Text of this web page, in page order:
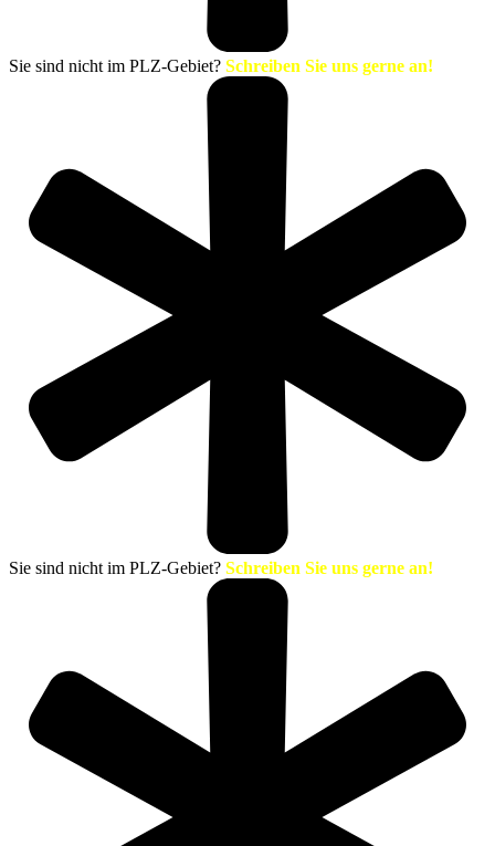
Sie sind nicht im PLZ-Gebiet? Schreiben Sie uns gerne an!
Sie sind nicht im PLZ-Gebiet? Schreiben Sie uns gerne an!